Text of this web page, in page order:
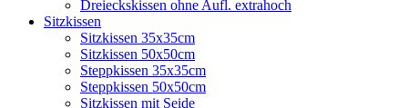
Dreieckskissen ohne Aufl. extrahoch
Sitzkissen
Sitzkissen 35x35cm
Sitzkissen 50x50cm
Steppkissen 35x35cm
Steppkissen 50x50cm
Sitzkissen mit Seide